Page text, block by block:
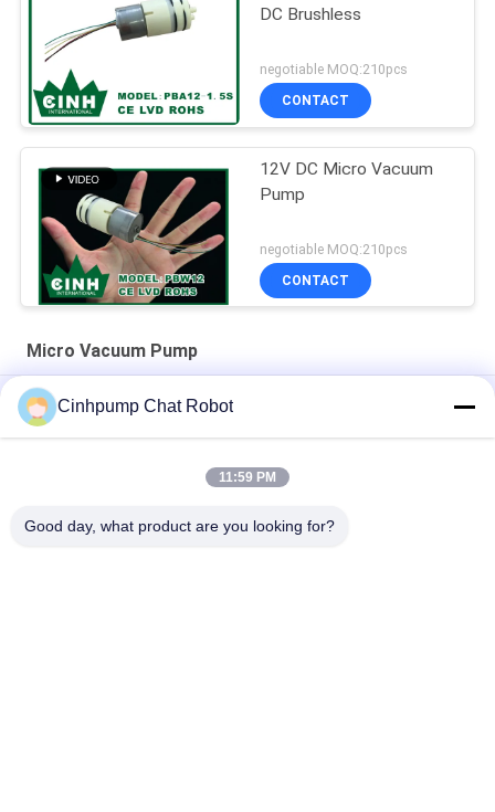
DC Brushless
negotiable MOQ:210pcs
CONTACT
12V DC Micro Vacuum
Pump
negotiable MOQ:210pcs
CONTACT
Micro Vacuum Pump
12V Micro Vacuum Pump
Dua Diafragma Micro Vacuum Pump
Pompa Vakum Mikro Magnetik AC 220V Linear Dengan 30kPA
Cinhpump Chat Robot
11:59 PM
Good day, what product are you looking for?